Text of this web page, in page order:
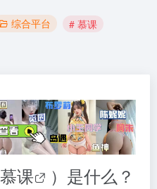
综合平台
# 慕课
慕课 ）是什么？